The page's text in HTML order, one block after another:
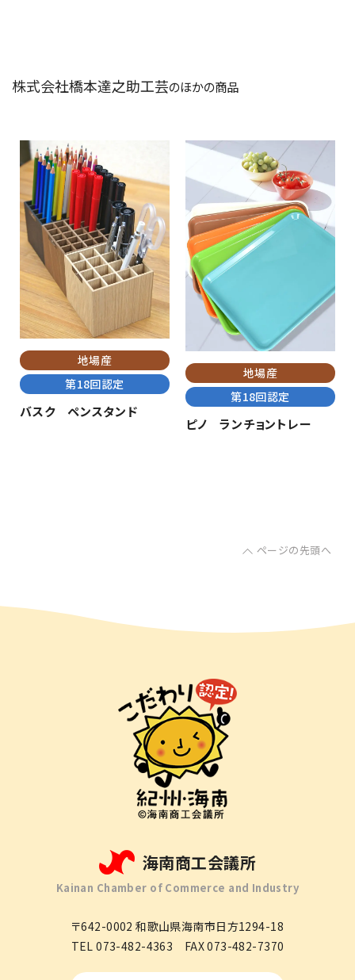
株式会社橋本達之助工芸のほかの商品
地場産
第18回認定
バスク ペンスタンド
地場産
第18回認定
ピノ ランチョントレー
ページの先頭へ
海南商工会議所
Kainan Chamber of Commerce and Industry
〒642-0002 和歌山県海南市日方1294-18
TEL073-482-4363 FAX073-482-7370